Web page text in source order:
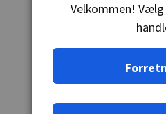
Velkommen!